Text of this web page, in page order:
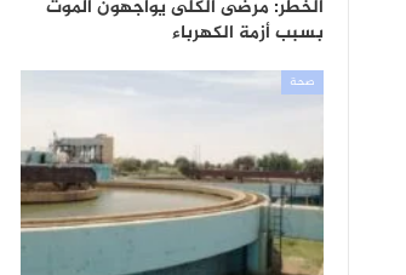
الخطر: مرضى الكلى يواجهون الموت
بسبب أزمة الكهرباء
صحة